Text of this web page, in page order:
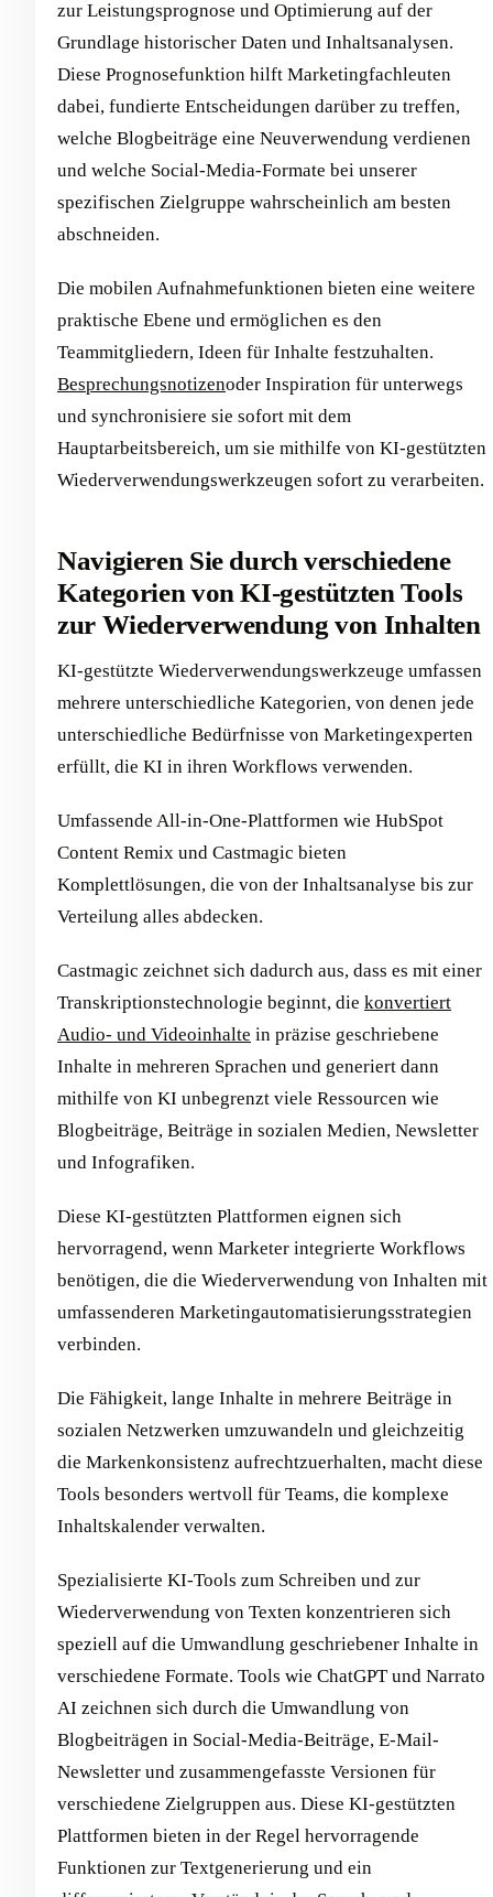
zur Leistungsprognose und Optimierung auf der
Grundlage historischer Daten und Inhaltsanalysen.
Diese Prognosefunktion hilft Marketingfachleuten
dabei, fundierte Entscheidungen darüber zu treffen,
welche Blogbeiträge eine Neuverwendung verdienen
und welche Social-Media-Formate bei unserer
spezifischen Zielgruppe wahrscheinlich am besten
abschneiden.
Die mobilen Aufnahmefunktionen bieten eine weitere
praktische Ebene und ermöglichen es den
Teammitgliedern, Ideen für Inhalte festzuhalten.
Besprechungsnotizenoder Inspiration für unterwegs
und synchronisiere sie sofort mit dem
Hauptarbeitsbereich, um sie mithilfe von KI-gestützten
Wiederverwendungswerkzeugen sofort zu verarbeiten.
Navigieren Sie durch verschiedene
Kategorien von KI-gestützten Tools
zur Wiederverwendung von Inhalten
KI-gestützte Wiederverwendungswerkzeuge umfassen
mehrere unterschiedliche Kategorien, von denen jede
unterschiedliche Bedürfnisse von Marketingexperten
erfüllt, die KI in ihren Workflows verwenden.
Umfassende All-in-One-Plattformen wie HubSpot
Content Remix und Castmagic bieten
Komplettlösungen, die von der Inhaltsanalyse bis zur
Verteilung alles abdecken.
Castmagic zeichnet sich dadurch aus, dass es mit einer
Transkriptionstechnologie beginnt, die konvertiert
Audio- und Videoinhalte in präzise geschriebene
Inhalte in mehreren Sprachen und generiert dann
mithilfe von KI unbegrenzt viele Ressourcen wie
Blogbeiträge, Beiträge in sozialen Medien, Newsletter
und Infografiken.
Diese KI-gestützten Plattformen eignen sich
hervorragend, wenn Marketer integrierte Workflows
benötigen, die die Wiederverwendung von Inhalten mit
umfassenderen Marketingautomatisierungsstrategien
verbinden.
Die Fähigkeit, lange Inhalte in mehrere Beiträge in
sozialen Netzwerken umzuwandeln und gleichzeitig
die Markenkonsistenz aufrechtzuerhalten, macht diese
Tools besonders wertvoll für Teams, die komplexe
Inhaltskalender verwalten.
Spezialisierte KI-Tools zum Schreiben und zur
Wiederverwendung von Texten konzentrieren sich
speziell auf die Umwandlung geschriebener Inhalte in
verschiedene Formate. Tools wie ChatGPT und Narrato
AI zeichnen sich durch die Umwandlung von
Blogbeiträgen in Social-Media-Beiträge, E-Mail-
Newsletter und zusammengefasste Versionen für
verschiedene Zielgruppen aus. Diese KI-gestützten
Plattformen bieten in der Regel hervorragende
Funktionen zur Textgenerierung und ein